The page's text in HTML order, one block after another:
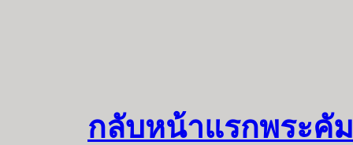
กลับหน้าแรกพระคั